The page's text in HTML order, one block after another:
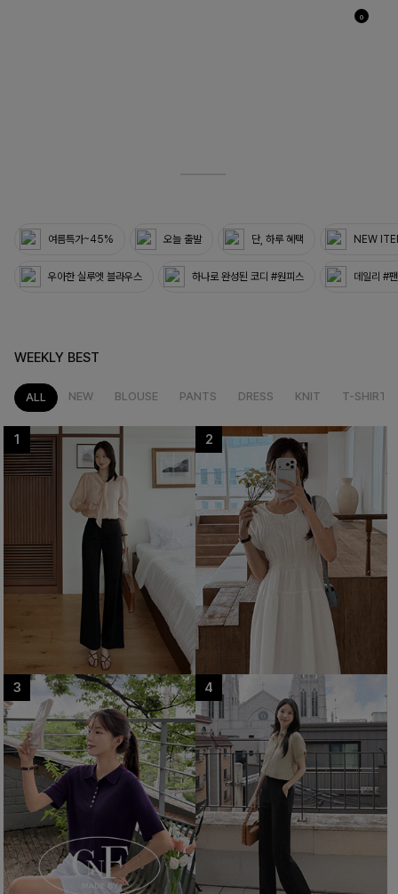
0
여름특가~45% 오늘 출발 단, 하루 혜택 NEW
우아한 실루엣 블라우스 하나로 완성된 코디 #원피스 데일리 #
WEEKLY BEST
ALL NEW BLOUSE PANTS DRESS KNIT T-SHIRT